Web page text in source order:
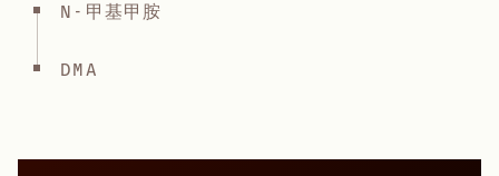
N-甲基甲胺
DMA